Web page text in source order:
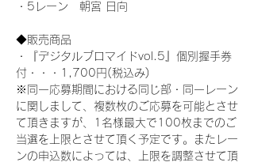
・5レーン　朝宮 日向
◆販売商品
・『デジタルブロマイドvol.5』個別握手券
付・・・1,700円(税込み)
※同一応募期間における同じ部・同一レーン
に関しまして、複数枚のご応募を可能とさせ
て頂きますが、1名様最大で100枚までのご
当選を上限とさせて頂く予定です。またレー
ンの申込数によっては、上限を調整させて頂